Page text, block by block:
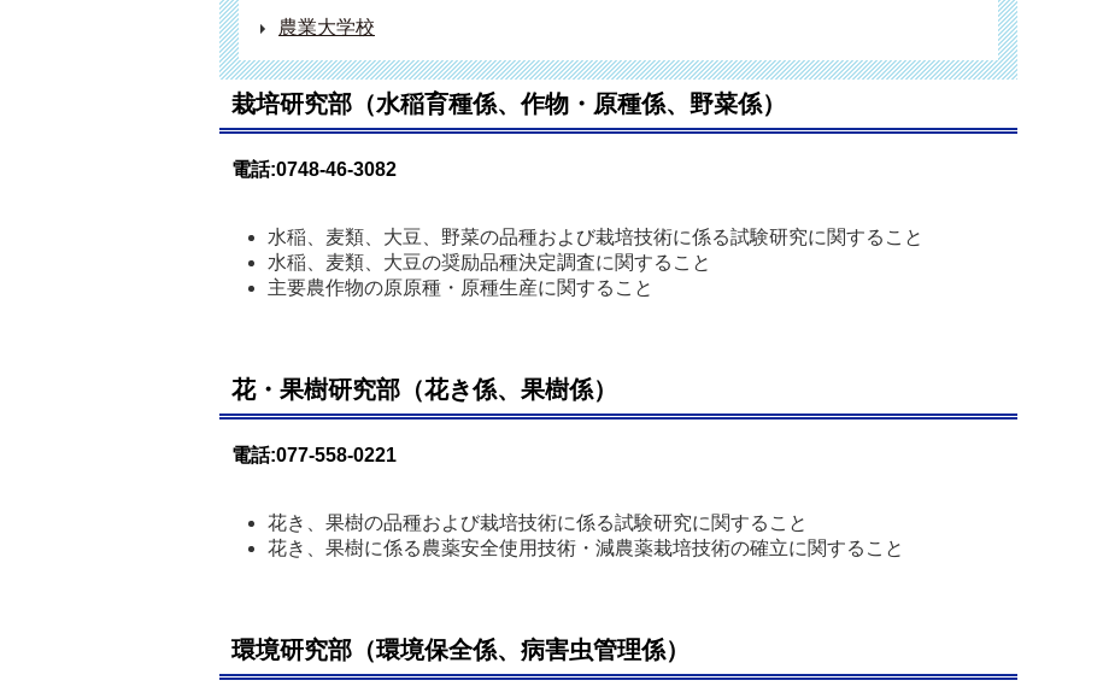
農業大学校
栽培研究部（水稲育種係、作物・原種係、野菜係）
電話:0748-46-3082
水稲、麦類、大豆、野菜の品種および栽培技術に係る試験研究に関すること
水稲、麦類、大豆の奨励品種決定調査に関すること
主要農作物の原原種・原種生産に関すること
花・果樹研究部（花き係、果樹係）
電話:077-558-0221
花き、果樹の品種および栽培技術に係る試験研究に関すること
花き、果樹に係る農薬安全使用技術・減農薬栽培技術の確立に関すること
環境研究部（環境保全係、病害虫管理係）